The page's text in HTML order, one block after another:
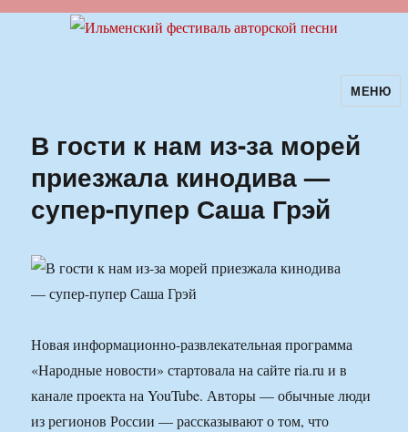
Ильменский фестиваль авторскойМЕНЮ
В гости к нам из-за морей
приезжала кинодива —
супер-пупер Саша Грэй
Новая информационно-развлекательная программа
«Народные новости» стартовала на сайте ria.ru и в
канале проекта на YouTube. Авторы — обычные люди
из регионов России — рассказывают о том, что